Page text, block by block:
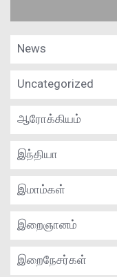
News
Uncategorized
ஆரோக்கியம்
இந்தியா
இமாம்கள்
இறைஞானம்
இறைநேசர்கள்